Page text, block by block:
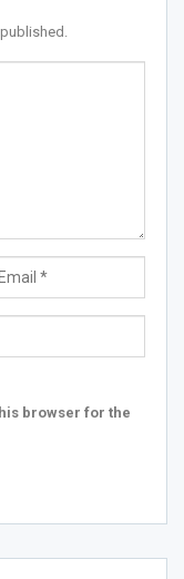
browser for the